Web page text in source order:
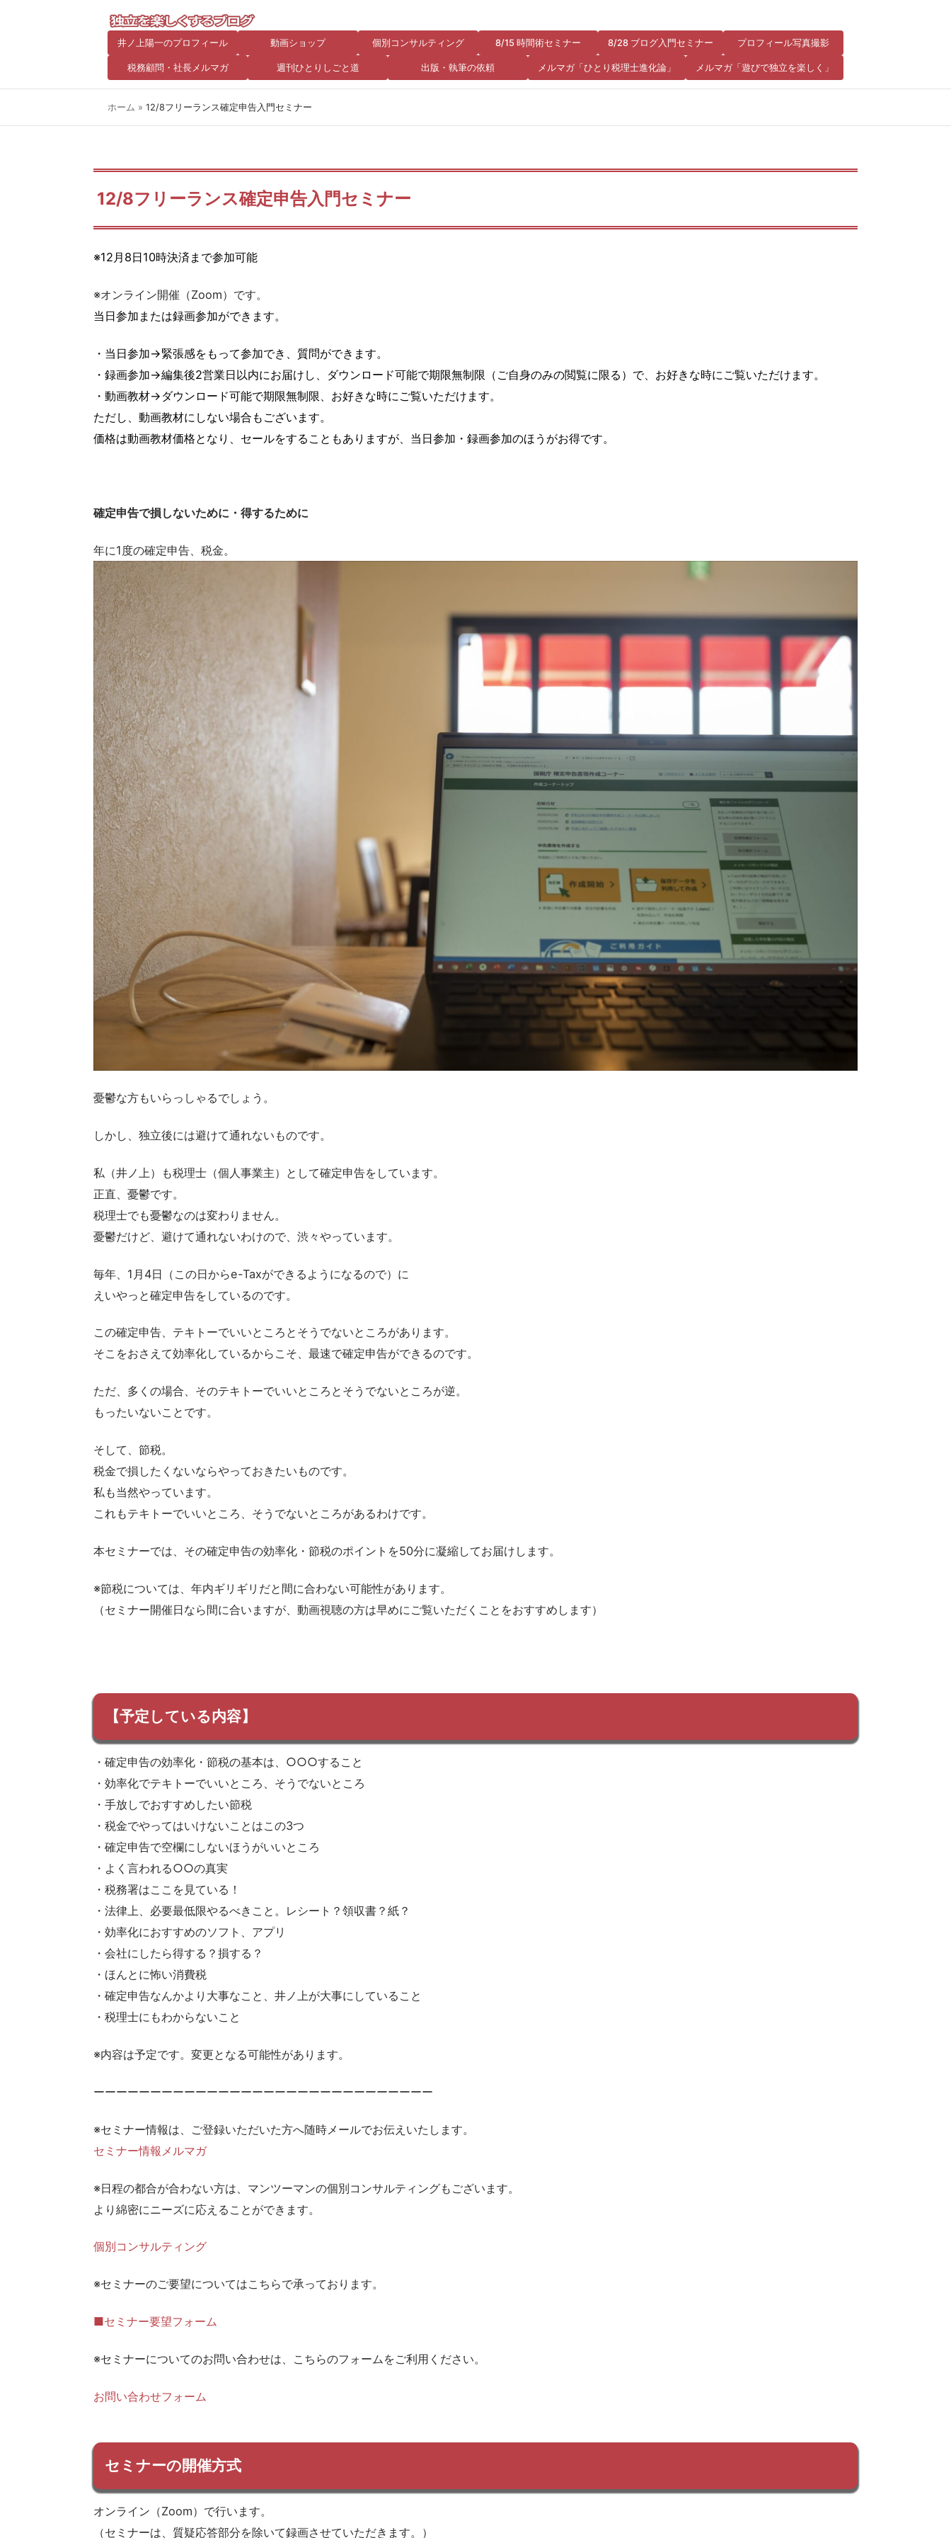
井ノ上陽一のプロフィール 動画ショップ 個別コンサルティング 8/15 時間術セミナー 8/28 ブログ入門セミナー プロフィール写真撮影
税務顧問・社長メルマガ 週刊ひとりしごと道 出版・執筆の依頼 メルマガ「ひとり税理士進化論」 メルマガ「遊びで独立を楽しく」
ホーム » 12/8フリーランス確定申告入門セミナー
12/8フリーランス確定申告入門セミナー
※12月8日10時決済まで参加可能
※オンライン開催（Zoom）です。
当日参加または録画参加ができます。
・当日参加→緊張感をもって参加でき、質問ができます。
・録画参加→編集後2営業日以内にお届けし、ダウンロード可能で期限無制限（ご自身のみの閲覧に限る）で、お好きな時にご覧いただけます。
・動画教材→ダウンロード可能で期限無制限、お好きな時にご覧いただけます。
ただし、動画教材にしない場合もございます。
価格は動画教材価格となり、セールをすることもありますが、当日参加・録画参加のほうがお得です。
確定申告で損しないために・得するために
年に1度の確定申告、税金。
憂鬱な方もいらっしゃるでしょう。
しかし、独立後には避けて通れないものです。
私（井ノ上）も税理士（個人事業主）として確定申告をしています。
正直、憂鬱です。
税理士でも憂鬱なのは変わりません。
憂鬱だけど、避けて通れないわけので、渋々やっています。
毎年、1月4日（この日からe-Taxができるようになるので）に
えいやっと確定申告をしているのです。
この確定申告、テキトーでいいところとそうでないところがあります。
そこをおさえて効率化しているからこそ、最速で確定申告ができるのです。
ただ、多くの場合、そのテキトーでいいところとそうでないところが逆。
もったいないことです。
そして、節税。
税金で損したくないならやっておきたいものです。
私も当然やっています。
これもテキトーでいいところ、そうでないところがあるわけです。
本セミナーでは、その確定申告の効率化・節税のポイントを50分に凝縮してお届けします。
※節税については、年内ギリギリだと間に合わない可能性があります。
（セミナー開催日なら間に合いますが、動画視聴の方は早めにご覧いただくことをおすすめします）
【予定している内容】
・確定申告の効率化・節税の基本は、○○○すること
・効率化でテキトーでいいところ、そうでないところ
・手放しでおすすめしたい節税
・税金でやってはいけないことはこの3つ
・確定申告で空欄にしないほうがいいところ
・よく言われる○○の真実
・税務署はここを見ている！
・法律上、必要最低限やるべきこと。レシート？領収書？紙？
・効率化におすすめのソフト、アプリ
・会社にしたら得する？損する？
・ほんとに怖い消費税
・確定申告なんかより大事なこと、井ノ上が大事にしていること
・税理士にもわからないこと
※内容は予定です。変更となる可能性があります。
ーーーーーーーーーーーーーーーーーーーーーーーーーーーーーー
※セミナー情報は、ご登録いただいた方へ随時メールでお伝えいたします。
セミナー情報メルマガ
※日程の都合が合わない方は、マンツーマンの個別コンサルティングもございます。
より綿密にニーズに応えることができます。
個別コンサルティング
※セミナーのご要望についてはこちらで承っております。
■セミナー要望フォーム
※セミナーについてのお問い合わせは、こちらのフォームをご利用ください。
お問い合わせフォーム
セミナーの開催方式
オンライン（Zoom）で行います。
（セミナーは、質疑応答部分を除いて録画させていただきます。）